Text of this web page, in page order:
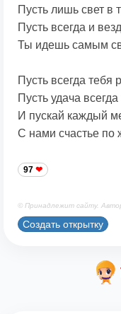
Пусть лишь свет в
Пусть всегда и
Ты идешь самым
Пусть всегда тебя
Пусть удача
И пускай каждый
С нами счастье по
97
© Принадлежит сайту.
Создать открытку